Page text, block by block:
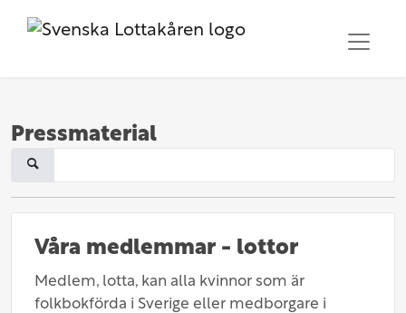
Pressmaterial
Våra medlemmar - lottor
Medlem, lotta, kan alla kvinnor som är
folkbokförda i Sverige eller medborgare i